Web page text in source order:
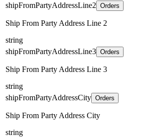
shipFromPartyAddressLine2 Orders
Ship From Party Address Line 2
string
shipFromPartyAddressLine3 Orders
Ship From Party Address Line 3
string
shipFromPartyAddressCity Orders
Ship From Party Address City
string